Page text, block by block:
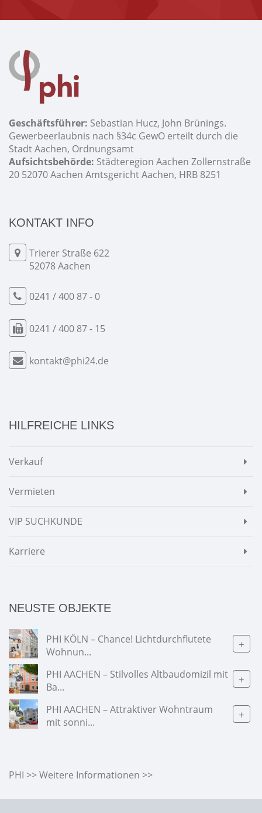
Geschäftsführer: Sebastian Hucz, John Brünings.
Gewerbeerlaubnis nach §34c GewO erteilt durch die
Stadt Aachen, Ordnungsamt
Aufsichtsbehörde: Städteregion Aachen Zollernstraße
20 52070 Aachen Amtsgericht Aachen, HRB 8251
KONTAKT INFO
Trierer Straße 622
52078 Aachen
0241 / 400 87 - 0
0241 / 400 87 - 15
kontakt@phi24.de
HILFREICHE LINKS
Verkauf
Vermieten
VIP SUCHKUNDE
Karriere
NEUSTE OBJEKTE
PHI KÖLN – Chance! Lichtdurchflutete
Wohnun...
+
PHI AACHEN – Stilvolles Altbaudomizil mit
Ba...
+
PHI AACHEN – Attraktiver Wohntraum
mit sonni...
+
PHI >> Weitere Informationen >>